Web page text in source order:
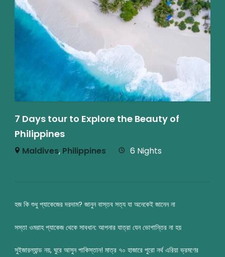
7 Days tour to Explore the Beauty of
Philippines
Maldives, Philippines 6 Nights
হজ কি শুধু প্যাকেজের দরদাম? জানুন বাস্তব সত্য যা অনেকেই জানেন না
সস্তা ওমরাহ প্যাকেজ থেকে সাবধান: আপনার যাত্রা যেন ভোগান্তির না হয়
সুইজারল্যান্ড নয়, ঘুরে আসুন পাকিস্তান! মাত্র ৭০ হাজারে পুরো নর্থ এরিয়া ভ্রমণের